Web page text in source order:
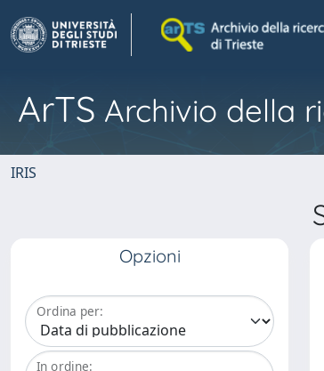
ArTS Archivio della
IRIS
Opzioni
Ordina per:
In ordine: